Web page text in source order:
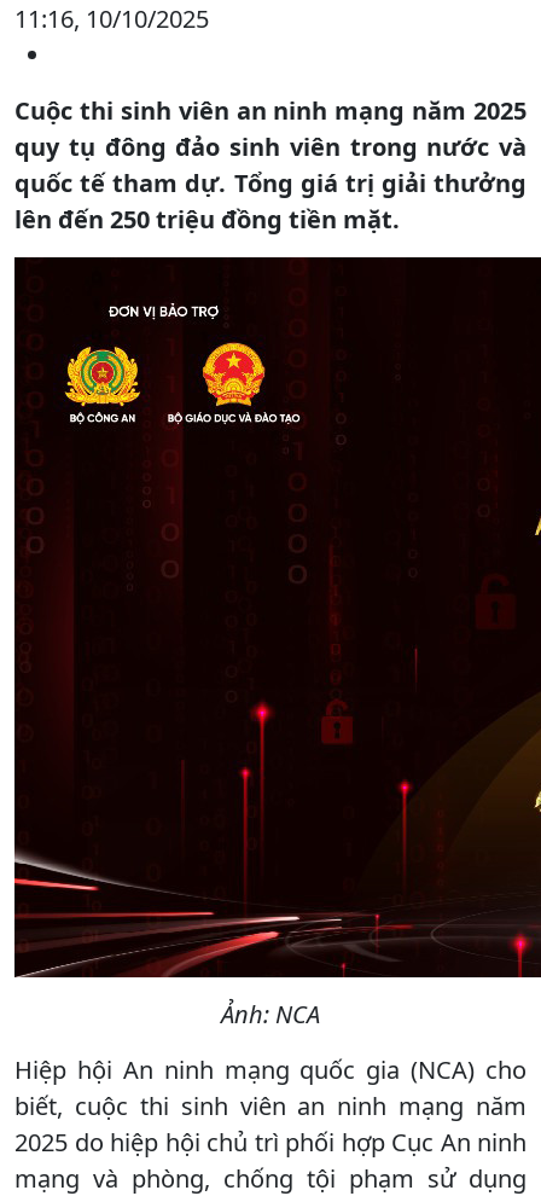
11:16, 10/10/2025
Cuộc thi sinh viên an ninh mạng năm 2025
quy tụ đông đảo sinh viên trong nước và
quốc tế tham dự. Tổng giá trị giải thưởng
lên đến 250 triệu đồng tiền mặt.
Ảnh: NCA
Hiệp hội An ninh mạng quốc gia (NCA) cho
biết, cuộc thi sinh viên an ninh mạng năm
2025 do hiệp hội chủ trì phối hợp Cục An ninh
mạng và phòng, chống tội phạm sử dụng